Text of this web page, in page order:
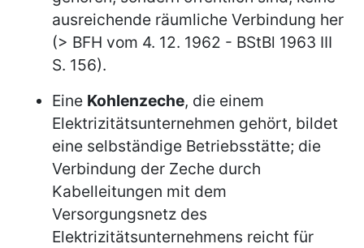
ausreichende räumliche Verbindung her
(> BFH vom 4. 12. 1962 - BStBl 1963 III
S. 156).
Eine Kohlenzeche, die einem
Elektrizitätsunternehmen gehört, bildet
eine selbständige Betriebsstätte; die
Verbindung der Zeche durch
Kabelleitungen mit dem
Versorgungsnetz des
Elektrizitätsunternehmens reicht für